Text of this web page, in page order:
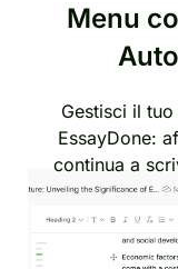
Menu
Gestisci il
EssayDone:
continua a